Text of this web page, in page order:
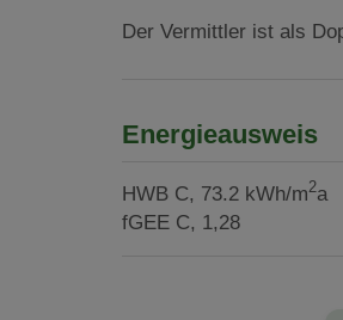
Der Vermittler ist als
Energieausweis
HWB C, 73.2 kWh/m2a
fGEE C, 1,28